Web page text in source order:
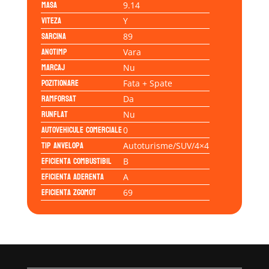
Masa 9.14
Viteza Y
Sarcina 89
Anotimp Vara
Marcaj Nu
Pozitionare Fata + Spate
Ramforsat Da
Runflat Nu
Autovehicule comerciale0
Tip anvelopa Autoturisme/SUV/4×4
Eficienta Combustibil B
Eficienta Aderenta A
Eficienta Zgomot 69